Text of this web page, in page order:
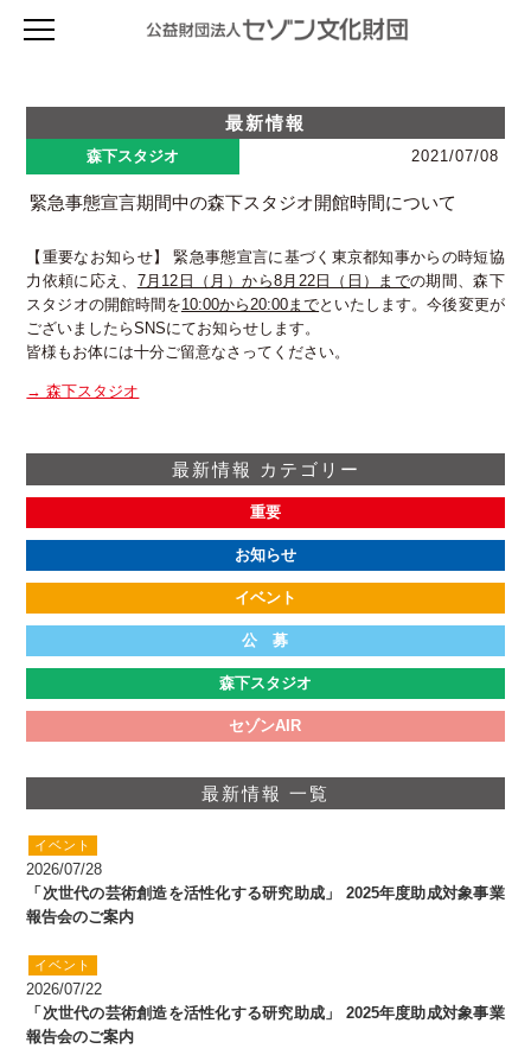
セゾン文化財団とは
財団の概要
創立者 堤清二について
フィナンシャル・レポート
寄付のお願い
アクセス
助成を受ける
プログラム概要
セゾン・フェロー( I / II ) 2027年度
申請手順 2027年度（セゾン・フェローI/II）
国際プロジェクト支援 2027年度
次世代の芸術創造を活性化する研究助成 2027年度
海外リサーチ活動支援 2027年度
申請手順 2027年（サバティカル／創造環境イノベーション／
国際プロジェクト支援／研究助成／海外リサーチ活動支援）
募集要項 2027年度
フライト・グラント 2026年度
過去の事業検索(アーカイブ)
スタジオ概要
空き状況
施設詳細・資料
アクセス
ライブラリー
事業計画（プレスリリース）
アニュアル・レポート
アーカイブ
TOPICS & 最新情報
セゾンAIR
アーカイブ
過去の事業検索
viewpoint バックナンバー
アニュアル・レポート
寄付のお願い
法人賛助会員の募集
個人寄付のお願い
お問い合わせ
助成対象者向け書類ダウンロード
Mail News登録
プライバシーポリシー
アクセス
公益財団法人 セゾン文化財団
TEL:03(3535)5566 FAX:03(3535)5565
最新情報
森下スタジオ 2021/07/08
緊急事態宣言期間中の森下スタジオ開館時間について
【重要なお知らせ】 緊急事態宣言に基づく東京都知事からの時短協
力依頼に応え、 7月12日（月）から8月22日（日）までの期間、森下
スタジオの開館時間を10:00から20:00までといたします。今後変更が
ございましたらSNSにてお知らせします。
皆様もお体には十分ご留意なさってください。
→ 森下スタジオ
最新情報 カテゴリー
重要
お知らせ
イベント
公 募
森下スタジオ
セゾンAIR
最新情報 一覧
イベント
2026/07/28
「次世代の芸術創造を活性化する研究助成」 2025年度助成対象事業
報告会のご案内
イベント
2026/07/22
「次世代の芸術創造を活性化する研究助成」 2025年度助成対象事業
報告会のご案内